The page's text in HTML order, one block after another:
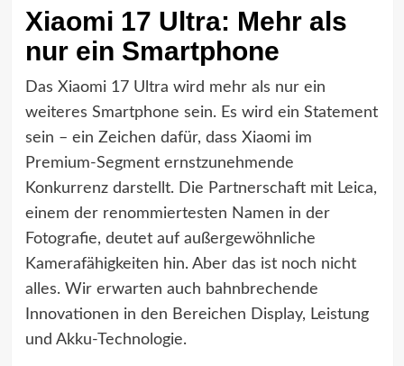
Xiaomi 17 Ultra: Mehr als
nur ein Smartphone
Das Xiaomi 17 Ultra wird mehr als nur ein
weiteres Smartphone sein. Es wird ein Statement
sein – ein Zeichen dafür, dass Xiaomi im
Premium-Segment ernstzunehmende
Konkurrenz darstellt. Die Partnerschaft mit Leica,
einem der renommiertesten Namen in der
Fotografie, deutet auf außergewöhnliche
Kamerafähigkeiten hin. Aber das ist noch nicht
alles. Wir erwarten auch bahnbrechende
Innovationen in den Bereichen Display, Leistung
und Akku-Technologie.